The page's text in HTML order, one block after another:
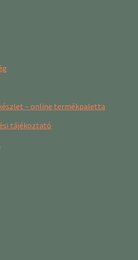
– online termékpaletta
tájékoztató